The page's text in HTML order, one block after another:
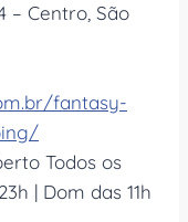
– Centro, São
fantasy-
Todos os
| Dom das 11h